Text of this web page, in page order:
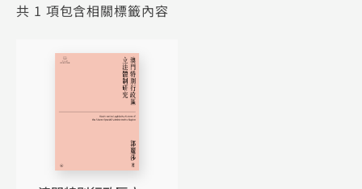
共 1 項包含相關標籤內容